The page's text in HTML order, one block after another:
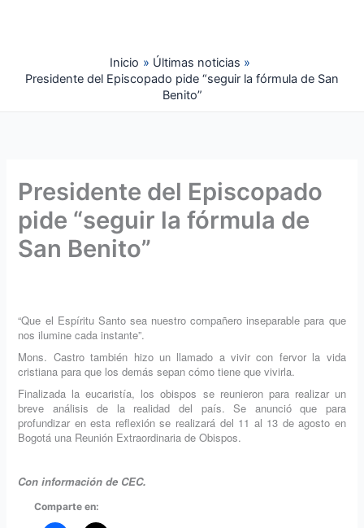
Inicio
Últimas noticias
Presidente del Episcopado pide “seguir la fórmula de San
Benito”
Presidente del Episcopado
pide “seguir la fórmula de
San Benito”
“Que el Espíritu Santo sea nuestro compañero inseparable para que
nos ilumine cada instante”.
Mons. Castro también hizo un llamado a vivir con fervor la vida
cristiana para que los demás sepan cómo tiene que vivirla.
Finalizada la eucaristía, los obispos se reunieron para realizar un
breve análisis de la realidad del país. Se anunció que para
profundizar en esta reflexión se realizará del 11 al 13 de agosto en
Bogotá una Reunión Extraordinaria de Obispos.
Con información de CEC.
Comparte en: